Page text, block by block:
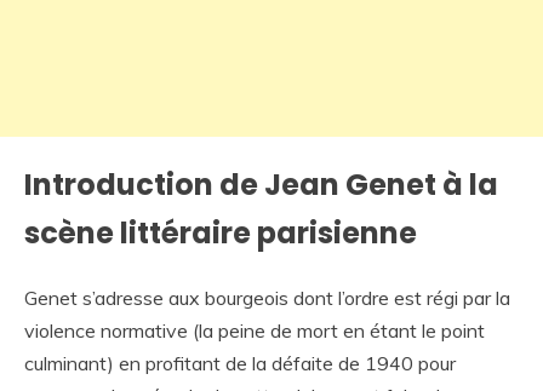
Introduction de Jean Genet à la
scène littéraire parisienne
Genet s’adresse aux bourgeois dont l’ordre est régi par la
violence normative (la peine de mort en étant le point
culminant) en profitant de la défaite de 1940 pour